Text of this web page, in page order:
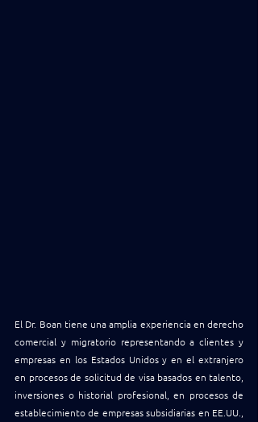
El Dr. Boan tiene una amplia experiencia en derecho
comercial y migratorio representando a clientes y
empresas en los Estados Unidos y en el extranjero
en procesos de solicitud de visa basados ​​en talento,
inversiones o historial profesional, en procesos de
establecimiento de empresas subsidiarias en EE.UU.,